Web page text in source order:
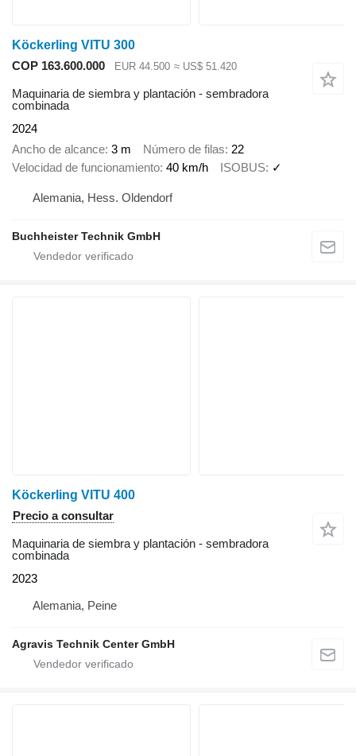
Köckerling VITU 300
COP 163.600.000
EUR 44.500 ≈ US$ 51.420
Maquinaria de siembra y plantación - sembradora
combinada
2024
Ancho de alcance 3 m Número de filas 22
Velocidad de funcionamiento 40 km/h ISOBUS ✓
Alemania, Hess. Oldendorf
Buchheister Technik GmbH
Köckerling VITU 400
Precio a consultar
Maquinaria de siembra y plantación - sembradora
combinada
2023
Alemania, Peine
Agravis Technik Center GmbH